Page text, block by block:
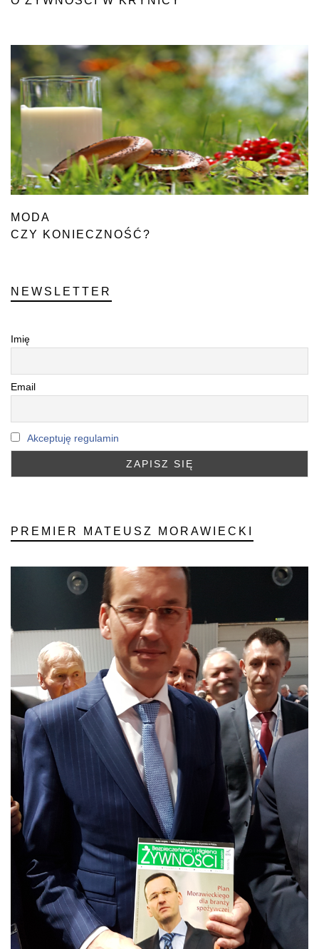
MODA
CZY KONIECZNOŚĆ?
NEWSLETTER
Imię
Email
Akceptuję regulamin
PREMIER MATEUSZ MORAWIECKI